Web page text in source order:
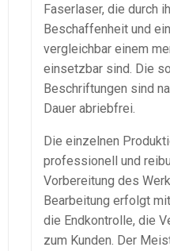
Faserlaser, die durch
Beschaffenheit und
vergleichbar einem
einsetzbar sind. Die
Beschriftungen sind
Dauer abriebfrei.
Die einzelnen
professionell und
Vorbereitung des
Bearbeitung erfolgt
die Endkontrolle, die
zum Kunden. Der